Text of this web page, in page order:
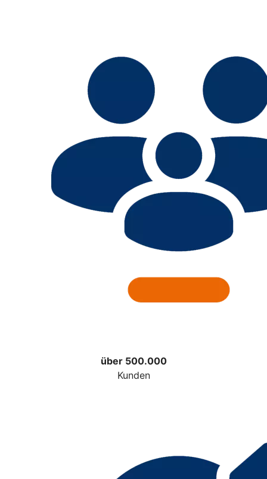
über 500.000
Kunden